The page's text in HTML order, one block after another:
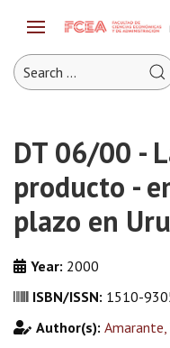
DT 06/00 -
producto -
plazo en
Year: 2000
ISBN/ISSN: 1510-
Author(s): Amarante,